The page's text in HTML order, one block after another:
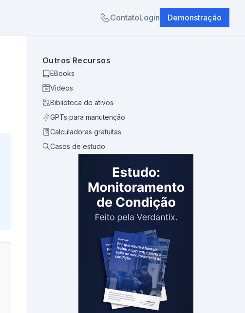
ContatoLogin Demonstração
Outros Recursos
EBooks
Videos
Biblioteca de ativos
GPTs para manutenção
Calculadoras gratuitas
Casos de estudo